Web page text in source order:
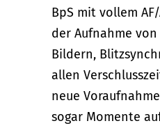
BpS mit vollem
der Aufnahme von
Bildern,
allen
neue
sogar Momente